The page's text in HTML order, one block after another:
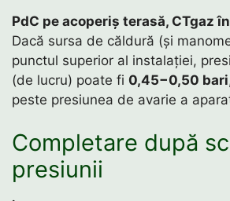
PdC pe acoperiș terasă, CTgaz
Dacă sursa de căldură (și
punctul superior al instalației,
(de lucru) poate fi 0,45−0,50 bari
peste presiunea de avarie a
Completare după
presiunii